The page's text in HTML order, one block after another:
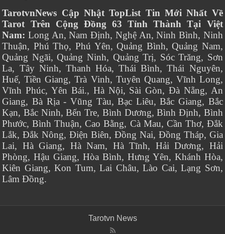
TarotvnNews Cập Nhật TopList Tin Mới Nhất Về
Tarot Trên Cộng Đồng 63 Tỉnh Thành Tại Việt
Nam: Long An, Nam Định, Nghệ An, Ninh Bình, Ninh
Thuận, Phú Thọ, Phú Yên, Quảng Bình, Quảng Nam,
Quảng Ngãi, Quảng Ninh, Quảng Trị, Sóc Trăng, Sơn
La, Tây Ninh, Thanh Hóa, Thái Bình, Thái Nguyên,
Huế, Tiền Giang, Trà Vinh, Tuyên Quang, Vĩnh Long,
Vĩnh Phúc, Yên Bái., Hà Nội, Sài Gòn, Đà Nẵng, An
Giang, Bà Rịa - Vũng Tàu, Bạc Liêu, Bắc Giang, Bắc
Kạn, Bắc Ninh, Bến Tre, Bình Dương, Bình Định, Bình
Phước, Bình Thuận, Cao Bằng, Cà Mau, Cần Thơ, Đắk
Lắk, Đắk Nông, Điện Biên, Đồng Nai, Đồng Tháp, Gia
Lai, Hà Giang, Hà Nam, Hà Tĩnh, Hải Dương, Hải
Phòng, Hậu Giang, Hòa Bình, Hưng Yên, Khánh Hòa,
Kiên Giang, Kon Tum, Lai Châu, Lào Cai, Lạng Sơn,
Lâm Đồng.
Tarotvn News